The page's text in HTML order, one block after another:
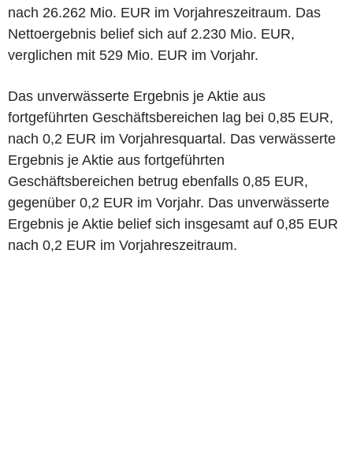
nach 26.262 Mio. EUR im Vorjahreszeitraum. Das
Nettoergebnis belief sich auf 2.230 Mio. EUR,
verglichen mit 529 Mio. EUR im Vorjahr.
Das unverwässerte Ergebnis je Aktie aus
fortgeführten Geschäftsbereichen lag bei 0,85 EUR,
nach 0,2 EUR im Vorjahresquartal. Das verwässerte
Ergebnis je Aktie aus fortgeführten
Geschäftsbereichen betrug ebenfalls 0,85 EUR,
gegenüber 0,2 EUR im Vorjahr. Das unverwässerte
Ergebnis je Aktie belief sich insgesamt auf 0,85 EUR
nach 0,2 EUR im Vorjahreszeitraum.